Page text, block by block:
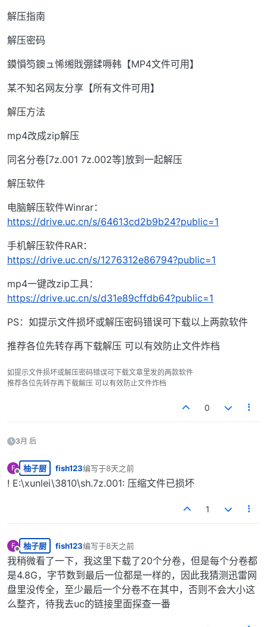
解压指南
解压密码
鏌愪笉鐭ュ悕缃戝弸鍒嗕韩【MP4文件可用】
某不知名网友分享【所有文件可用】
解压方法
mp4改成zip解压
同名分卷[7z.001 7z.002等]放到一起解压
解压软件
电脑解压软件Winrar：
https://drive.uc.cn/s/64613cd2b9b24?public=1
手机解压软件RAR：
https://drive.uc.cn/s/1276312e86794?public=1
mp4一键改zip工具：
https://drive.uc.cn/s/d31e89cffdb64?public=1
PS：如提示文件损坏或解压密码错误可下载以上两款软件
推荐各位先转存再下载解压 可以有效防止文件炸档
如提示文件损坏或解压密码错误可下载文章里发的两款软件
推荐各位先转存再下载解压 可以有效防止文件炸档
0
3月 后
F
离线
柚子厨 fish123编写于8天之前
最后由 编辑
! E:\xunlei\3810\sh.7z.001: 压缩文件已损坏
1
F
离线
柚子厨 fish123编写于8天之前
最后由 编辑
我稍微看了一下，我这里下载了20个分卷，但是每个分卷都
是4.8G，字节数到最后一位都是一样的，因此我猜测迅雷网
盘里没传全，至少最后一个分卷不在其中，否则不会大小这
么整齐，待我去uc的链接里面探查一番